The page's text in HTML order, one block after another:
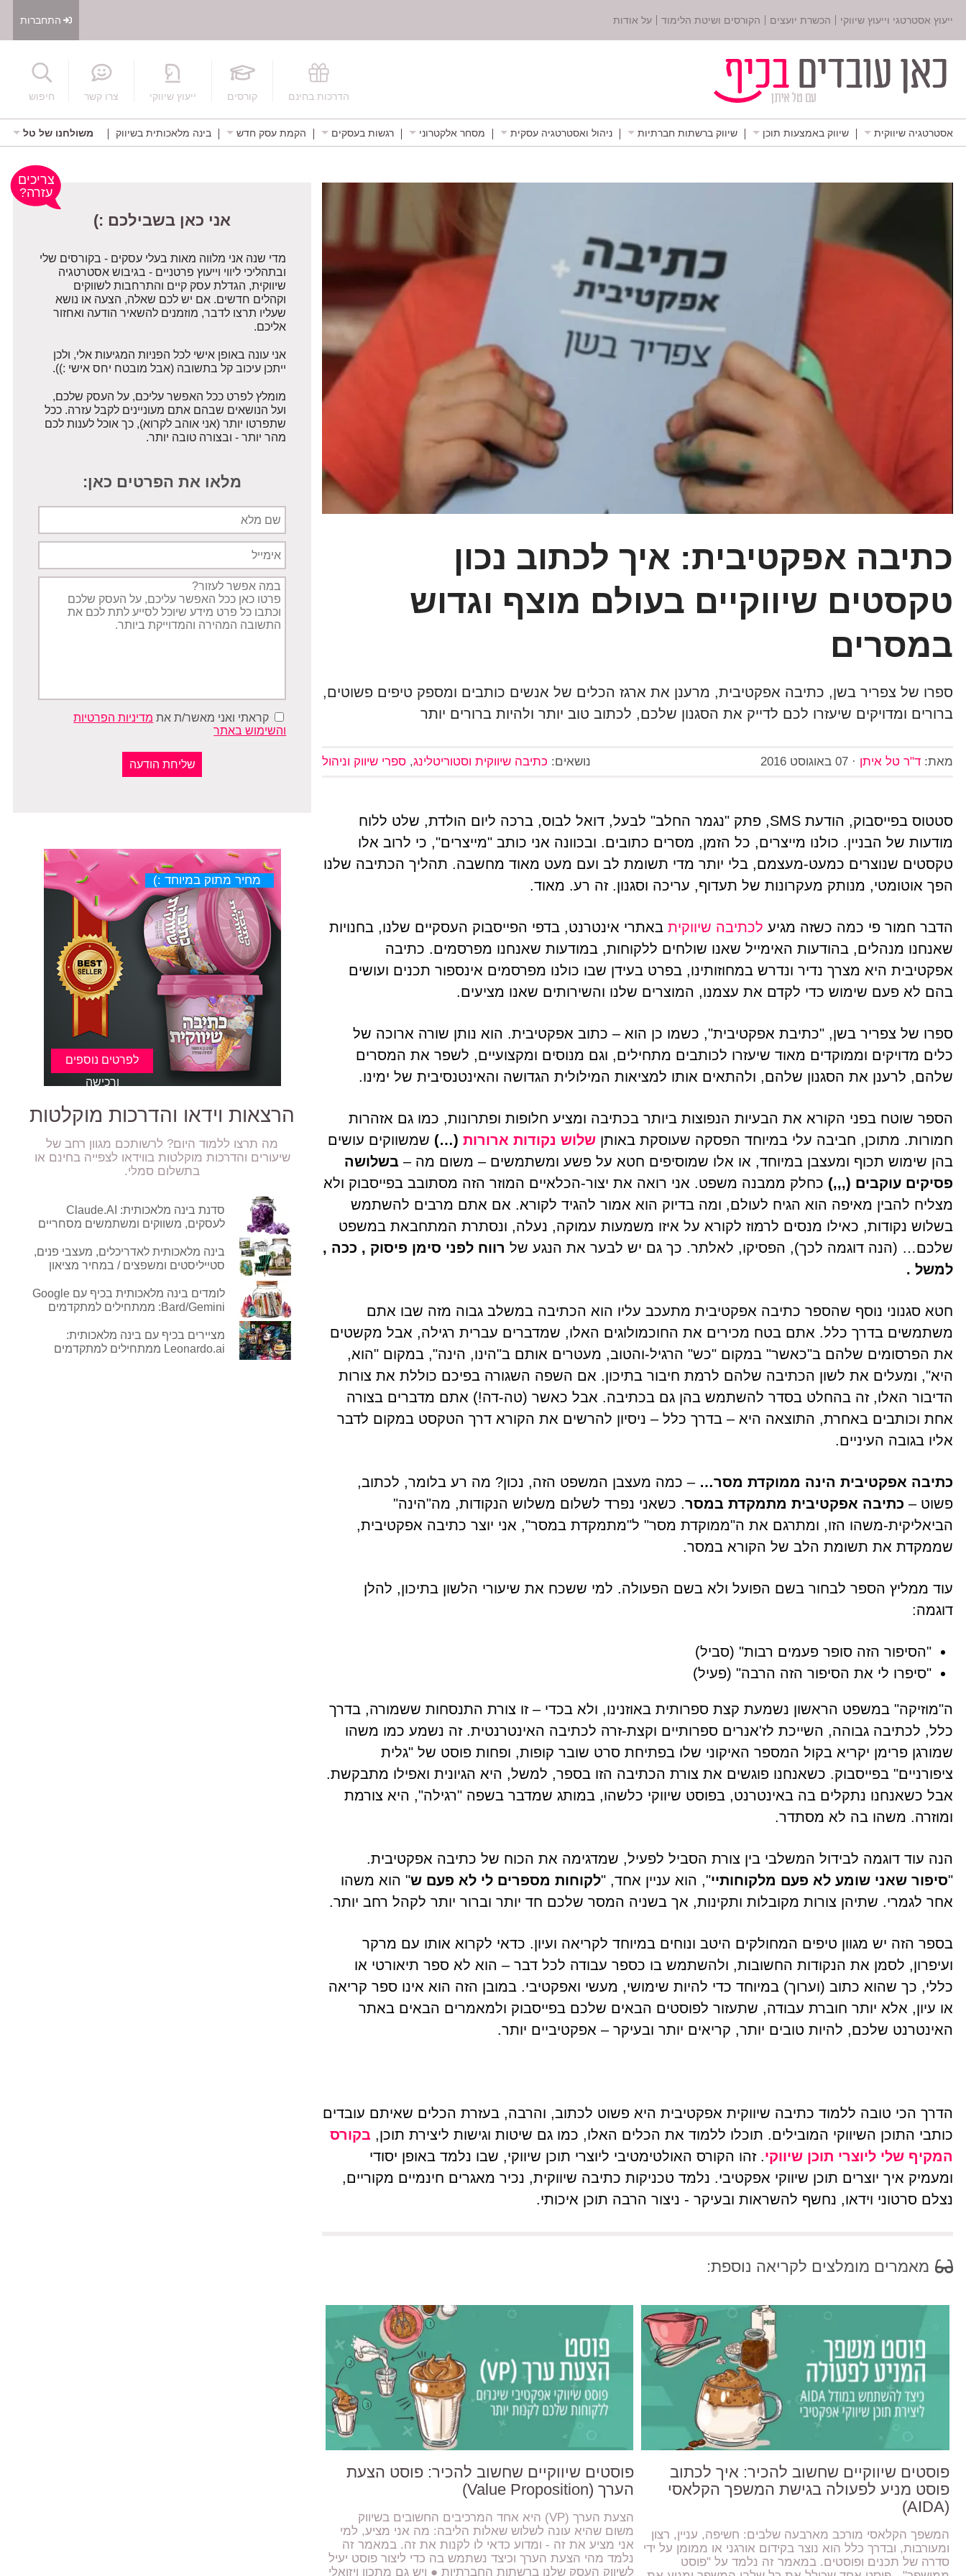
ייעוץ אסטרטגי וייעוץ שיווקי הכשרת יועצים הקורסים ושיטת הלימוד על אודות התחברות
הדרכות בחינם קורסים ייעוץ שיווקי צרו קשר חיפוש
אסטרטגיה שיווקית שיווק באמצעות תוכן שיווק ברשתות חברתיות ניהול ואסטרטגיה עסקית מסחר אלקטרוני רגשות בעסקים הקמת עסק חדש בינה מלאכותית בשיווק משולחנו של טל
כתיבה אפקטיבית: איך לכתוב נכון
טקסטים שיווקיים בעולם מוצף וגדוש
במסרים
ספרו של צפריר בשן, כתיבה אפקטיבית, מרענן את ארגז הכלים של אנשים כותבים ומספק טיפים פשוטים,
ברורים ומדויקים שיעזרו לכם לדייק את הסגנון שלכם, לכתוב טוב יותר ולהיות ברורים יותר
מאת: ד"ר טל איתן · 07 באוגוסט 2016 נושאים: כתיבה שיווקית וסטוריטלינג, ספרי שיווק וניהול
סטטוס בפייסבוק, הודעת SMS, פתק "נגמר החלב" לבעל, דואל לבוס, ברכה ליום הולדת, שלט ללוח
מודעות של הבניין. כולנו מייצרים, כל הזמן, מסרים כתובים. ובכוונה אני כותב "מייצרים", כי לרוב אלו
טקסטים שנוצרים כמעט-מעצמם, בלי יותר מדי תשומת לב ועם מעט מאוד מחשבה. תהליך הכתיבה שלנו
הפך אוטומטי, מנותק מעקרונות של תעדוף, עריכה וסגנון. זה רע. מאוד.
הדבר חמור פי כמה כשזה מגיע לכתיבה שיווקית באתרי אינטרנט, בדפי הפייסבוק העסקיים שלנו, בחנויות
שאנחנו מנהלים, בהודעות האימייל שאנו שולחים ללקוחות, במודעות שאנחנו מפרסמים. כתיבה
אפקטיבית היא מצרך נדיר ונדרש במחוזותינו, בפרט בעידן שבו כולנו מפרסמים אינספור תכנים ועושים
בהם לא פעם שימוש כדי לקדם את עצמנו, המוצרים שלנו והשירותים שאנו מציעים.
ספרו של צפריר בשן, "כתיבת אפקטיבית", כשמו כן הוא – כתוב אפקטיבית. הוא נותן שורה ארוכה של
כלים מדויקים וממוקדים מאוד שיעזרו לכותבים מתחילים, וגם מנוסים ומקצועיים, לשפר את המסרים
שלהם, לרענן את הסגנון שלהם, ולהתאים אותו למציאות המילולית הגדושה והאינטנסיבית של ימינו.
הספר שוטח בפני הקורא את הבעיות הנפוצות ביותר בכתיבה ומציע חלופות ופתרונות, כמו גם אזהרות
חמורות. מתוכן, חביבה עלי במיוחד הפסקה שעוסקת באותן שלוש נקודות ארורות (…) שמשווקים עושים
בהן שימוש תכוף ומעצבן במיוחד, או אלו שמוסיפים חטא על פשע ומשתמשים – משום מה – בשלושה
פסיקים עוקבים (,,,) כחלק ממבנה משפט. אני רואה את יצור-הכלאיים המוזר הזה מסתובב בפייסבוק ולא
מצליח להבין מאיפה הוא הגיח לעולם, ומה בדיוק הוא אמור להגיד לקורא. אם אתם מרבים להשתמש
בשלוש נקודות, כאילו מנסים לרמוז לקורא על איזו משמעות עמוקה, נעלה, ונסתרת המתחבאת במשפט
שלכם… (הנה דוגמה לכך), הפסיקו, לאלתר. כך גם יש לבער את הנגע של רווח לפני סימן פיסוק , ככה ,
למשל .
חטא סגנוני נוסף שהספר כתיבה אפקטיבית מתעכב עליו הוא הכתיבה במשלב גבוה מזה שבו אתם
משתמשים בדרך כלל. אתם בטח מכירים את החוכמולוגים האלו, שמדברים עברית רגילה, אבל מקשטים
את הפרסומים שלהם ב"כאשר" במקום "כש" הרגיל-והטוב, מעטרים אותם ב"הינו, הינה", במקום "הוא,
היא", ומעלים את לשון הכתיבה שלהם לרמת חיבור בתיכון. אם השפה השגורה בפיכם כוללת את צורות
הדיבור האלו, זה בהחלט בסדר להשתמש בהן גם בכתיבה. אבל כאשר (טה-דה!) אתם מדברים בצורה
אחת וכותבים באחרת, התוצאה היא – בדרך כלל – ניסיון להרשים את הקורא דרך הטקסט במקום לדבר
אליו בגובה העיניים.
כתיבה אפקטיבית הינה ממוקדת מסר… – כמה מעצבן המשפט הזה, נכון? מה רע בלומר, לכתוב,
פשוט – כתיבה אפקטיבית מתמקדת במסר. כשאני נפרד לשלום משלוש הנקודות, מה"הינה"
הביאליקית-משהו הזו, ומתרגם את ה"ממוקדת מסר" ל"מתמקדת במסר", אני יוצר כתיבה אפקטיבית,
שממקדת את תשומת הלב של הקורא במסר.
עוד ממליץ הספר לבחור בשם הפועל ולא בשם הפעולה. למי ששכח את שיעורי הלשון בתיכון, להלן
דוגמה:
"הסיפור הזה סופר פעמים רבות" (סביל)
"סיפרו לי את הסיפור הזה הרבה" (פעיל)
ה"מוזיקה" במשפט הראשון נשמעת קצת ספרותית באוזנינו, ולא בכדי – זו צורת התנסחות ששמורה, בדרך
כלל, לכתיבה גבוהה, השייכת לז'אנרים ספרותיים וקצת-זרה לכתיבה האינטרנטית. זה נשמע כמו משהו
שמורגן פרימן יקריא בקול המספר האיקוני שלו בפתיחת סרט שובר קופות, ופחות פוסט של "גלית
ציפורניים" בפייסבוק. כשאנחנו פוגשים את צורת הכתיבה הזו בספר, למשל, היא הגיונית ואפילו מתבקשת.
אבל כשאנחנו נתקלים בה באינטרנט, בפוסט שיווקי כלשהו, במותג שמדבר בשפה "רגילה", היא צורמת
ומוזרה. משהו בה לא מסתדר.
הנה עוד דוגמה לבידול המשלבי בין צורת הסביל לפעיל, שמדגימה את הכוח של כתיבה אפקטיבית.
"סיפור שאני שומע לא פעם מלקוחותיי", הוא עניין אחד, "לקוחות מספרים לי לא פעם ש" הוא משהו
אחר לגמרי. שתיהן צורות מקובלות ותקינות, אך בשניה המסר שלכם חד יותר וברור יותר לקהל רחב יותר.
בספר הזה יש מגוון טיפים המחולקים היטב ונוחים במיוחד לקריאה ועיון. כדאי לקרוא אותו עם מרקר
ועיפרון, לסמן את הנקודות החשובות, ולהשתמש בו כספר עבודה לכל דבר – הוא לא ספר תיאורטי או
כללי, כך שהוא כתוב (וערוך) במיוחד כדי להיות שימושי, מעשי ואפקטיבי. במובן הזה הוא אינו ספר קריאה
או עיון, אלא יותר חוברת עבודה, שתעזור לפוסטים הבאים שלכם בפייסבוק ולמאמרים הבאים באתר
האינטרנט שלכם, להיות טובים יותר, קריאים יותר ובעיקר – אפקטיביים יותר.
הדרך הכי טובה ללמוד כתיבה שיווקית אפקטיבית היא פשוט לכתוב, והרבה, בעזרת הכלים שאיתם עובדים
כותבי התוכן השיווקי המובילים. תוכלו ללמוד את הכלים האלו, כמו גם שיטות וגישות ליצירת תוכן, בקורס
המקיף שלי ליוצרי תוכן שיווקי. זהו הקורס האולטימטיבי ליוצרי תוכן שיווקי, שבו נלמד באופן יסודי
ומעמיק איך יוצרים תוכן שיווקי אפקטיבי. נלמד טכניקות כתיבה שיווקית, נכיר מאגרים חינמיים מקוריים,
נצלם סרטוני וידאו, נחשף להשראות ובעיקר - ניצור הרבה תוכן איכותי.
מאמרים מומלצים לקריאה נוספת:
פוסטים שיווקיים שחשוב להכיר: איך לכתוב
פוסט מניע לפעולה בגישת המשפך הקלאסי
(AIDA)
המשפך הקלאסי מורכב מארבעה שלבים: חשיפה, עניין, רצון
ומעורבות, ובדרך כלל הוא נוצר בקידום אורגני או ממומן על ידי
סדרה של תכנים ופוסטים. במאמר זה נלמד על "פוסט
פוסטים שיווקיים שחשוב להכיר: פוסט הצעת
הערך (Value Proposition)
הצעת הערך (VP) היא אחד המרכיבים החשובים בשיווק
משום שהיא עונה לשלוש שאלות הליבה: מה אני מציע, למי
אני מציע את זה - ומדוע כדאי לו לקנות את זה. במאמר זה
נלמד מהי הצעת הערך וכיצד נשתמש בה כדי ליצור פוסט יעיל
לשיווק העסק שלנו ברשתות החברתיות ● ויש גם מתכון ויזואלי
אני כאן בשבילכם :)
מדי שנה אני מלווה מאות בעלי עסקים - בקורסים שלי
ובתהליכי ליווי וייעוץ פרטניים - בגיבוש אסטרטגיה
שיווקית, הגדלת עסק קיים והתרחבות לשווקים
וקהלים חדשים. אם יש לכם שאלה, הצעה או נושא
שעליו תרצו לדבר, מוזמנים להשאיר הודעה ואחזור
אליכם.
אני עונה באופן אישי לכל הפניות המגיעות אלי, ולכן
ייתכן עיכוב קל בתשובה (אבל מובטח יחס אישי :)).
מומלץ לפרט ככל האפשר עליכם, על העסק שלכם,
ועל הנושאים שבהם אתם מעוניינים לקבל עזרה. ככל
שתפרטו יותר (אני אוהב לקרוא), כך אוכל לענות לכם
מהר יותר - ובצורה טובה יותר.
מלאו את הפרטים כאן:
מלא
תיאור
הפניה
קראתי ואני מאשר/ת את מדיניות הפרטיות
והשימוש באתר
מחיר מתוק במיוחד :)
הרצאות וידאו והדרכות מוקלטות
מה תרצו ללמוד היום? לרשותכם מגוון רחב של
שיעורים והדרכות מוקלטות בווידאו לצפייה בחינם או
בתשלום סמלי.
סדנת בינה מלאכותית: Claude.AI
לעסקים, משווקים ומשתמשים מסחריים
בינה מלאכותית לאדריכלים, מעצבי פנים,
סטייליסטים ומשפצים / במחיר מציאון
לומדים בינה מלאכותית בכיף עם Google
Bard/Gemini: ממתחילים למתקדמים
מציירים בכיף עם בינה מלאכותית:
Leonardo.ai ממתחילים למתקדמים